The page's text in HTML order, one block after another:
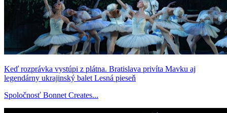
Keď rozprávka vystúpi z plátna. Bratislava privíta Mavku aj
legendárny ukrajinský balet Lesná pieseň
Spoločnosť Bonnet Creates...